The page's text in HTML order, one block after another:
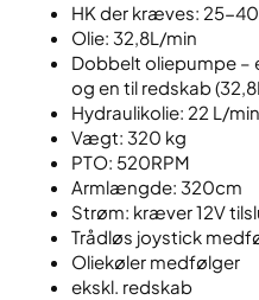
HK der kræves: 25-
Olie: 32,8L/min
Dobbelt oliepumpe –
og en til redskab
Hydraulikolie: 22 L/min
Vægt: 320 kg
PTO: 520RPM
Armlængde: 320cm
Strøm: kræver 12V
Trådløs joystick
Oliekøler medfølger
ekskl. redskab